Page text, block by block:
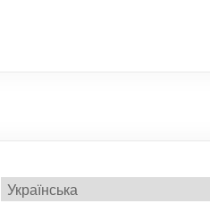
Вибрати
мову